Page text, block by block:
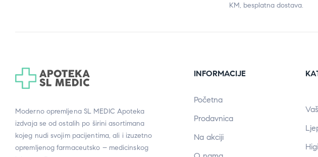
KM, besplatna dostava.
Moderno opremljena SL MEDIC Apoteka
izdvaja se od ostalih po širini asortimana
kojeg nudi svojim pacijentima, ali i izuzetno
opremljenog farmaceutsko – medicinskog
INFORMACIJE
Početna
Prodavnica
Na akciji